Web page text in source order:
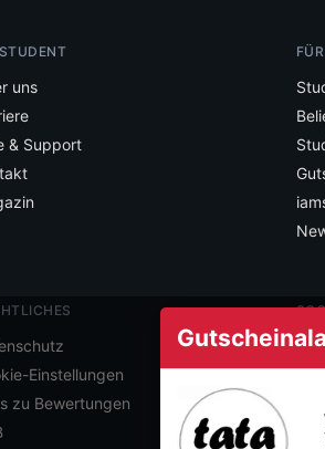
uns
& Support
Einstellungen
zu Bewertungen